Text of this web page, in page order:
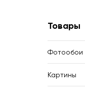
Товары
Фотообои
Картины